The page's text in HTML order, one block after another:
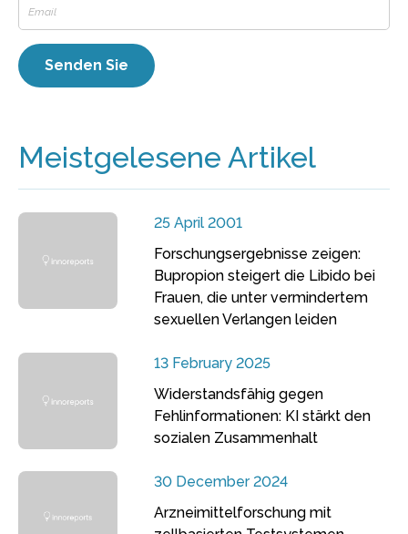
Meistgelesene Artikel
25 April 2001
Forschungsergebnisse zeigen:
Bupropion steigert die Libido bei
Frauen, die unter vermindertem
sexuellen Verlangen leiden
13 February 2025
Widerstandsfähig gegen
Fehlinformationen: KI stärkt den
sozialen Zusammenhalt
30 December 2024
Arzneimittelforschung mit